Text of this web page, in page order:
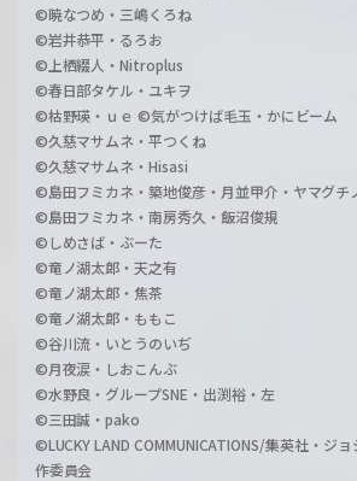
©暁なつめ・三嶋くろね
©岩井恭平・るろお
©上栖綴人・Nitroplus
©春日部タケル・ユキヲ
©枯野瑛・ｕｅ ©気がつけば毛玉・かにビーム
©久慈マサムネ・平つくね
©久慈マサムネ・Hisasi
©島田フミカネ・築地俊彦・月並甲介・ヤマグチ
©島田フミカネ・南房秀久・飯沼俊規
©しめさば・ぶーた
©竜ノ湖太郎・天之有
©竜ノ湖太郎・焦茶
©竜ノ湖太郎・ももこ
©谷川流・いとうのいぢ
©月夜涙・しおこんぶ
©水野良・グループSNE・出渕裕・左
©三田誠・pako
©LUCKY LAND COMMUNICATIONS/集英社・ジ
作委員会